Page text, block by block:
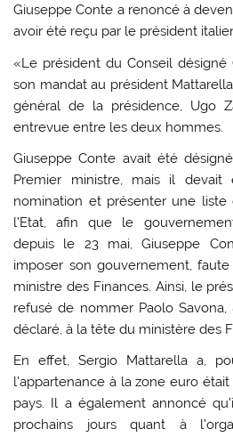
Giuseppe Conte a renoncé à
avoir été reçu par le président
«Le président du Conseil désigné
son mandat au président
général de la présidence, Ugo
entrevue entre les deux hommes.
Giuseppe Conte avait été
Premier ministre, mais il devait
nomination et présenter une
l’Etat, afin que le
depuis le 23 mai, Giuseppe
imposer son gouvernement,
ministre des Finances. Ainsi, le
refusé de nommer Paolo
déclaré, à la tête du ministère des
En effet, Sergio Mattarella a,
l’appartenance à la zone euro
pays. Il a également annoncé
prochains jours quant à